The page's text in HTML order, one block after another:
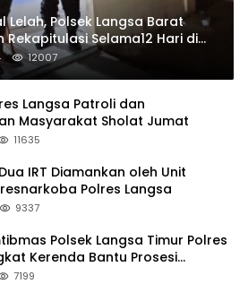
Lelah, Polsek Langsa Barat
Rekapitulasi Selama12 Hari di
Baro
12007
Langsa Patroli dan
Masyarakat Sholat Jumat
11635
IRT Diamankan oleh Unit
Polres Langsa
9337
Polsek Langsa Timur Polres
Kerenda Bantu Prosesi
Warga
7199